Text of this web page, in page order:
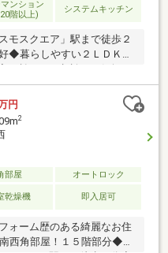
ンション
階以上)
システムキッチン
モスクエア」駅まで徒歩２
◆暮らしやすい２ＬＤＫ◆
円
2
部屋
オートロック
乾燥機 即入居可
ォーム歴のある綺麗なお住
西角部屋！１５階部分◆大